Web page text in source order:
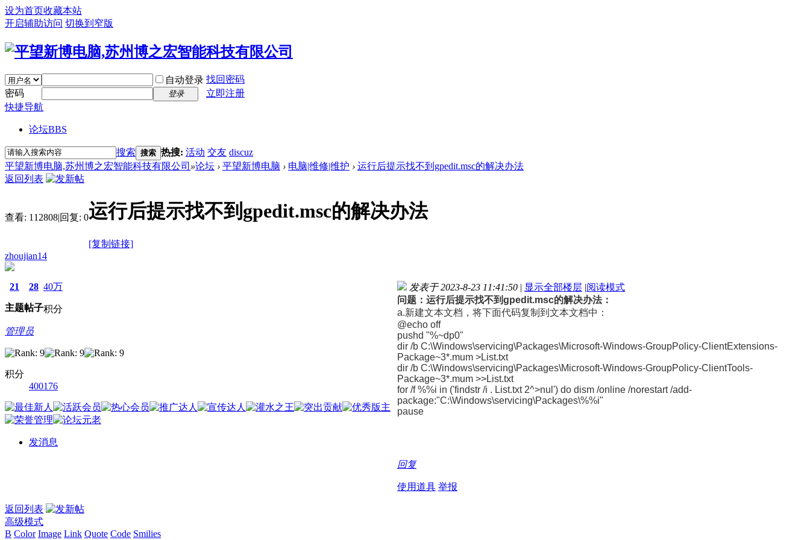
设为首页收藏本站
开启辅助访问 切换到窄版
自动登录 找回密码
密码
登录
立即注册
快捷导航
论坛BBS
搜索 搜索 热搜: 活动 交友 discuz
平望新博电脑,苏州博之宏智能科技有限公司 »论坛 › 平望新博电脑 › 电脑|维修|维护 › 运行后提示找不到gpedit.msc的解决办法
返回列表
查看: 112808|回复: 0运行后提示找不到gpedit.msc的解决办法
[复制链接]
zhoujian14
21
主题
28
帖子
40万
积分
管理员
积分
400176
发消息
发表于 2023-8-23 11:41:50 | 显示全部楼层 |阅读模式
问题：运行后提示找不到gpedit.msc的解决办法：
a.新建文本文档，将下面代码复制到文本文档中：
@echo off
pushd "%~dp0"
dir /b C:\Windows\servicing\Packages\Microsoft-Windows-GroupPolicy-ClientExtensions-
Package~3*.mum >List.txt
dir /b C:\Windows\servicing\Packages\Microsoft-Windows-GroupPolicy-ClientTools-
Package~3*.mum >>List.txt
for /f %%i in ('findstr /i . List.txt 2^>nul') do dism /online /norestart /add-
package:"C:\Windows\servicing\Packages\%%i"
pause
回复
使用道具 举报
返回列表
高级模式
B Color Image Link Quote Code Smilies